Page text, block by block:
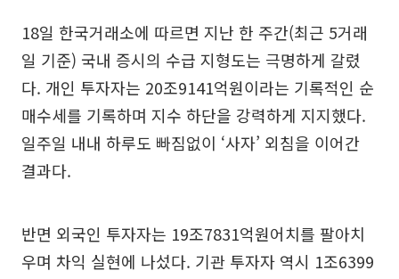
18일 한국거래소에 따르면 지난 한 주간(최근 5거래
일 기준) 국내 증시의 수급 지형도는 극명하게 갈렸
다. 개인 투자자는 20조9141억원이라는 기록적인 순
매수세를 기록하며 지수 하단을 강력하게 지지했다.
일주일 내내 하루도 빠짐없이 ‘사자’ 외침을 이어간
결과다.
반면 외국인 투자자는 19조7831억원어치를 팔아치
우며 차익 실현에 나섰다. 기관 투자자 역시 1조6399